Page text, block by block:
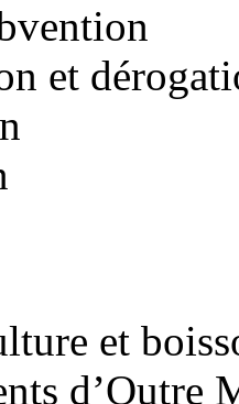
et
et
d’Outre